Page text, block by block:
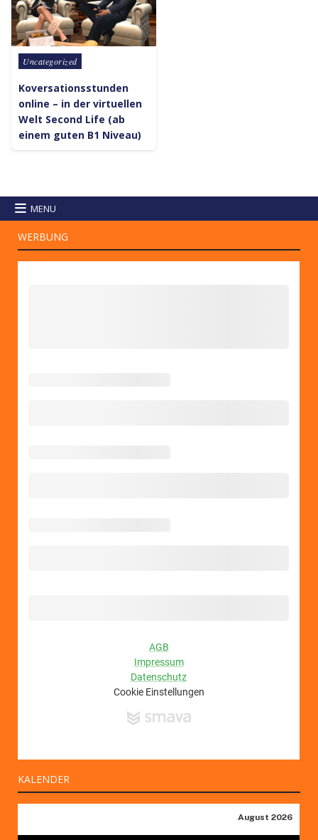
Posted in
Uncategorized
Koversationsstunden
online – in der virtuellen
Welt Second Life (ab
einem guten B1 Niveau)
MENU
WERBUNG
KALENDER
August 2026